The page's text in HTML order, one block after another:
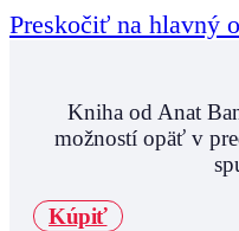
Preskočiť na hlavný
Kniha od Anat
možností opäť v
Kúpiť